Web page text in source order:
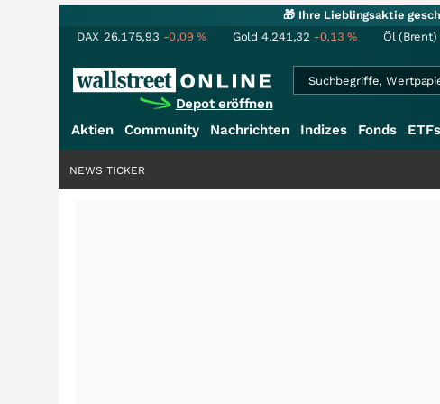
🎁 Ihre Lieblingsaktie
DAX 26.175,93 -0,09% Gold 4.241,32 -0,13% Öl (Brent)
Depot eröffnen
Aktien
Community Nachrichten Indizes Fonds ETFs
NEWS TICKER